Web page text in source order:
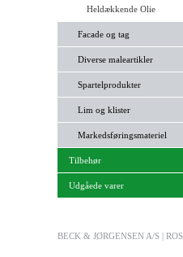
Heldækkende Olie
Facade og tag
Diverse maleartikler
Spartelprodukter
Lim og klister
Markedsføringsmateriel
Tilbehør
Udgåede varer
BECK & JØRGENSEN A/S |